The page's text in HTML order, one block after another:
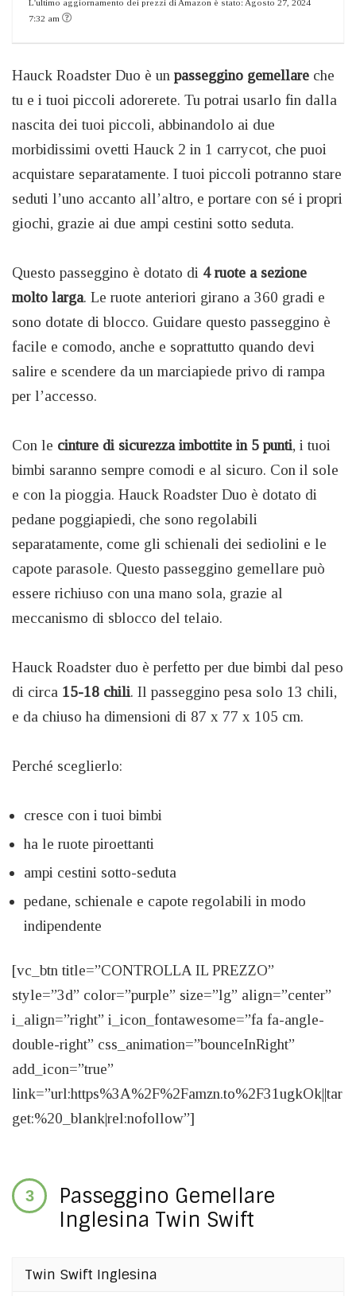
L'ultimo aggiornamento dei prezzi di Amazon è stato: Agosto 27, 2024
7:32 am
Hauck Roadster Duo è un passeggino gemellare che
tu e i tuoi piccoli adorerete. Tu potrai usarlo fin dalla
nascita dei tuoi piccoli, abbinandolo ai due
morbidissimi ovetti Hauck 2 in 1 carrycot, che puoi
acquistare separatamente. I tuoi piccoli potranno stare
seduti l’uno accanto all’altro, e portare con sé i propri
giochi, grazie ai due ampi cestini sotto seduta.
Questo passeggino è dotato di 4 ruote a sezione
molto larga. Le ruote anteriori girano a 360 gradi e
sono dotate di blocco. Guidare questo passeggino è
facile e comodo, anche e soprattutto quando devi
salire e scendere da un marciapiede privo di rampa
per l’accesso.
Con le cinture di sicurezza imbottite in 5 punti, i tuoi
bimbi saranno sempre comodi e al sicuro. Con il sole
e con la pioggia. Hauck Roadster Duo è dotato di
pedane poggiapiedi, che sono regolabili
separatamente, come gli schienali dei sediolini e le
capote parasole. Questo passeggino gemellare può
essere richiuso con una mano sola, grazie al
meccanismo di sblocco del telaio.
Hauck Roadster duo è perfetto per due bimbi dal peso
di circa 15-18 chili. Il passeggino pesa solo 13 chili,
e da chiuso ha dimensioni di 87 x 77 x 105 cm.
Perché sceglierlo:
cresce con i tuoi bimbi
ha le ruote piroettanti
ampi cestini sotto-seduta
pedane, schienale e capote regolabili in modo
indipendente
[vc_btn title=”CONTROLLA IL PREZZO”
style=”3d” color=”purple” size=”lg” align=”center”
i_align=”right” i_icon_fontawesome=”fa fa-angle-
double-right” css_animation=”bounceInRight”
add_icon=”true”
link=”url:https%3A%2F%2Famzn.to%2F31ugkOk||tar
get:%20_blank|rel:nofollow”]
Passeggino Gemellare
Inglesina Twin Swift
Twin Swift Inglesina